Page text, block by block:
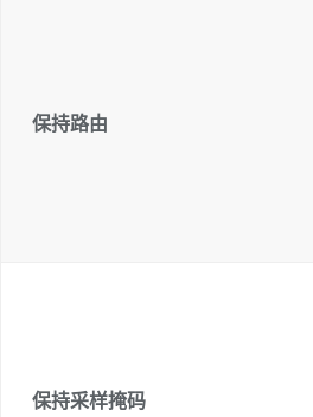
保持路由
保持采样掩码